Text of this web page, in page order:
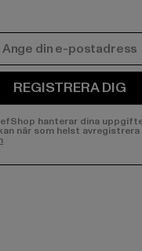
REGISTRERA DIG
hanterar dina
när som helst
page:
Facebook page:
our YouTube channel: